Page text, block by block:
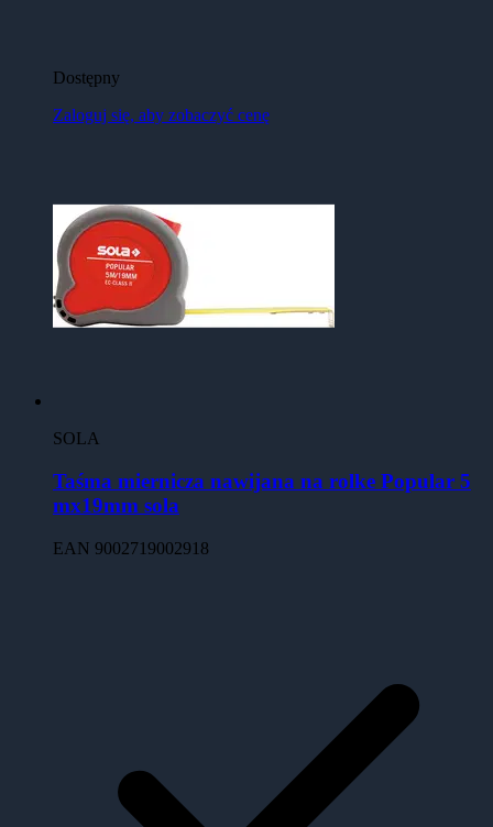
Dostępny
Zaloguj się, aby zobaczyć cenę
SOLA
Taśma miernicza nawijana na rolke Popular 5
mx19mm sola
EAN 9002719002918